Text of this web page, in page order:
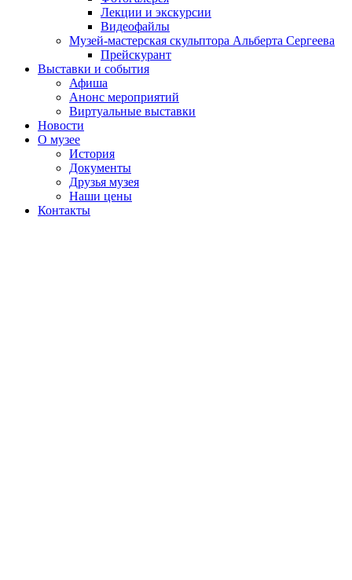
Лекции и экскурсии
Видеофайлы
Музей-мастерская скульптора Альберта Сергеева
Прейскурант
Выставки и события
Афиша
Анонс мероприятий
Виртуальные выставки
Новости
О музее
История
Документы
Друзья музея
Наши цены
Контакты